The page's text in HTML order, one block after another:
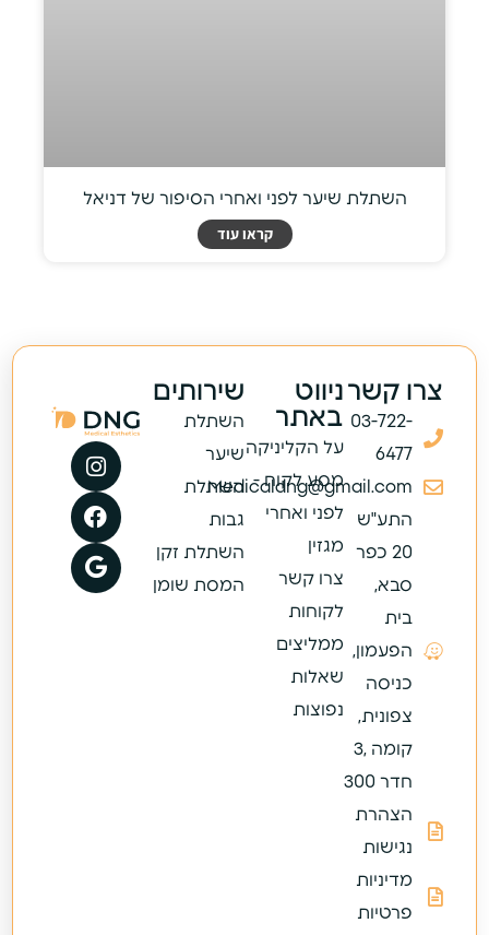
השתלת שיער לפני ואחרי הסיפור של דניאל
קראו עוד
צרו קשר
03-722-
6477
Medicaldng@gmail.com
התע"ש
20 כפר
סבא,
בית
הפעמון,
כניסה
צפונית,
קומה ,3
חדר 300
הצהרת
נגישות
מדיניות
פרטיות
ניווט
באתר
על הקליניקה
מסע לקוח -
לפני ואחרי
מגזין
צרו קשר
לקוחות
ממליצים
שאלות
נפוצות
שירותים
השתלת
שיער
השתלת
גבות
השתלת זקן
המסת שומן